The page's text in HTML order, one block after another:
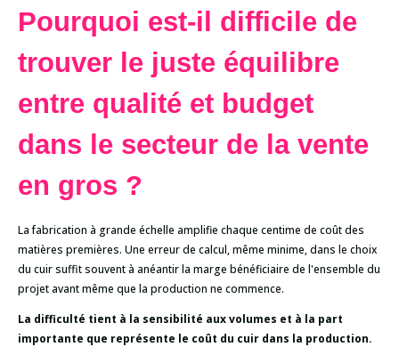
Pourquoi est-il difficile de
trouver le juste équilibre
entre qualité et budget
dans le secteur de la vente
en gros ?
La fabrication à grande échelle amplifie chaque centime de coût des
matières premières. Une erreur de calcul, même minime, dans le choix
du cuir suffit souvent à anéantir la marge bénéficiaire de l'ensemble du
projet avant même que la production ne commence.
La difficulté tient à la sensibilité aux volumes et à la part
importante que représente le coût du cuir dans la production.